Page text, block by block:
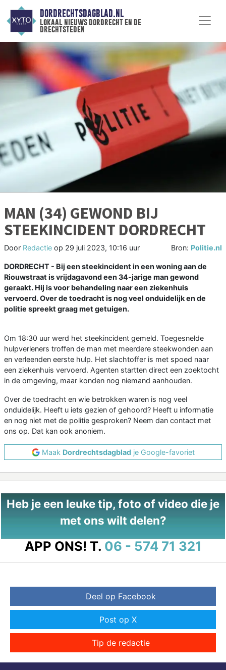
DORDRECHTSDAGBLAD.NL
lokaal nieuws dordrecht en de
drechtsteden
MAN (34) GEWOND BIJ
STEEKINCIDENT DORDRECHT
Door Redactie op 29 juli 2023, 10:16 uur Bron: Politie.nl
DORDRECHT - Bij een steekincident in een woning aan de
Riouwstraat is vrijdagavond een 34-jarige man gewond
geraakt. Hij is voor behandeling naar een ziekenhuis
vervoerd. Over de toedracht is nog veel onduidelijk en de
politie spreekt graag met getuigen.
Om 18:30 uur werd het steekincident gemeld. Toegesnelde
hulpverleners troffen de man met meerdere steekwonden aan
en verleenden eerste hulp. Het slachtoffer is met spoed naar
een ziekenhuis vervoerd. Agenten startten direct een zoektocht
in de omgeving, maar konden nog niemand aanhouden.
Over de toedracht en wie betrokken waren is nog veel
onduidelijk. Heeft u iets gezien of gehoord? Heeft u informatie
en nog niet met de politie gesproken? Neem dan contact met
ons op. Dat kan ook anoniem.
Maak Dordrechtsdagbladje Google-favoriet
Heb je een leuke tip, foto of video die je
met ons wilt delen?
APP ONS! T. 06 - 574 71 321
Deel op Facebook
Post op X
Tip de redactie